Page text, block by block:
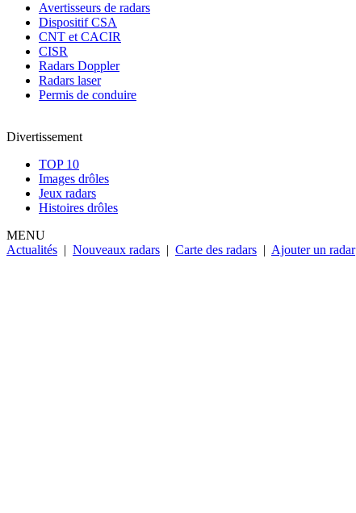
Avertisseurs de radars
Dispositif CSA
CNT et CACIR
CISR
Radars Doppler
Radars laser
Permis de conduire
Divertissement
TOP 10
Images drôles
Jeux radars
Histoires drôles
MENU
Actualités | Nouveaux radars | Carte des radars | Ajouter un radar